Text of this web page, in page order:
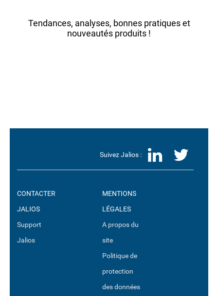
Tendances, analyses, bonnes pratiques et
nouveautés produits !
Suivez Jalios :
CONTACTER
JALIOS
Support
Jalios
MENTIONS
LÉGALES
A propos du
site
Politique de
protection
des données